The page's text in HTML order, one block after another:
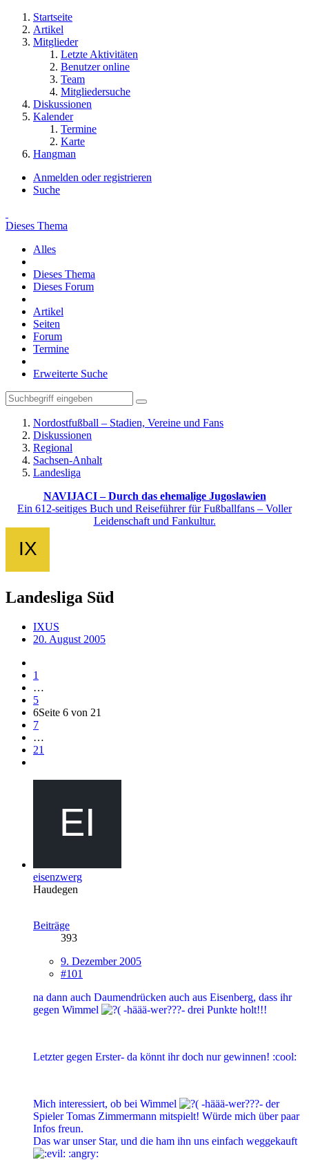
Startseite
Artikel
Mitglieder
Letzte Aktivitäten
Benutzer online
Team
Mitgliedersuche
Diskussionen
Kalender
Termine
Karte
Hangman
Anmelden oder registrieren
Suche
Dieses Thema
Alles
Dieses Thema
Dieses Forum
Artikel
Seiten
Forum
Termine
Erweiterte Suche
Nordostfußball – Stadien, Vereine und Fans
Diskussionen
Regional
Sachsen-Anhalt
Landesliga
NAVIJACI – Durch das ehemalige Jugoslawien
Ein 612-seitiges Buch und Reiseführer für Fußballfans – Voller
Leidenschaft und Fankultur.
Landesliga Süd
IXUS
20. August 2005
1
…
5
6Seite 6 von 21
7
…
21
eisenzwerg
Haudegen
Beiträge
393
9. Dezember 2005
#101
na dann auch Daumendrücken auch aus Eisenberg, dass ihr
gegen Wimmel
-häää-wer???- drei Punkte holt!!!
Letzter gegen Erster- da könnt ihr doch nur gewinnen! :cool:
Mich interessiert, ob bei Wimmel
-häää-wer???- der
Spieler Tomas Zimmermann mitspielt! Würde mich über paar
Infos freun.
Das war unser Star, und die ham ihn uns einfach weggekauft
:angry: